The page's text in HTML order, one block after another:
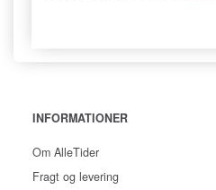
INFORMATIONER
Om AlleTider
Fragt og levering